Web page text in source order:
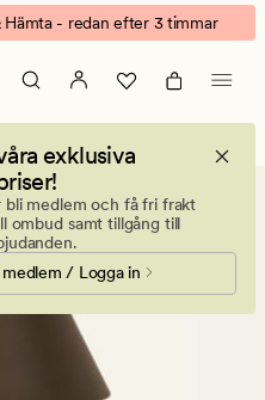
Hämta - redan efter 3 timmar
exklusiva
bli medlem och få fri frakt
ombud samt tillgång till
medlem / Logga in